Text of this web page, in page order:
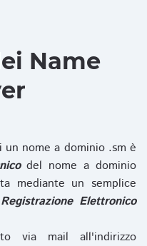
Name
nome a dominio .sm è
del nome a dominio
mediante un semplice
Elettronico
via mail all'indirizzo